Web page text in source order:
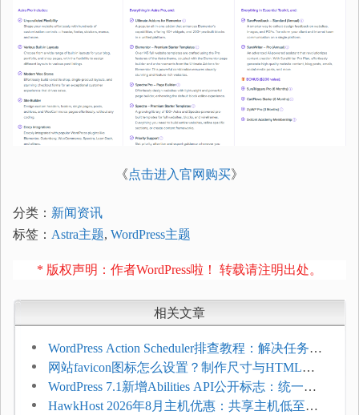
《点击进入官网购买》
分类： 新闻资讯
标签： Astra主题, WordPress主题
* 版权声明：作者WordPress啦！ 转载请注明出处。
相关文章
WordPress Action Scheduler排查教程：解决任务积
压和订单延迟
网站favicon图标怎么设置？制作尺寸与HTML添
加方法
WordPress 7.1新增Abilities API公开标志：统一支
持REST API、MCP与AI代理
HawkHost 2026年8月主机优惠：共享主机低至